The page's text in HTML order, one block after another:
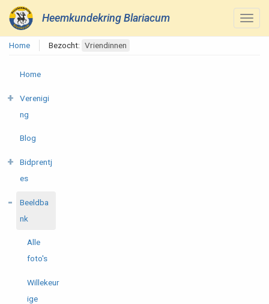
Heemkundekring Blariacum
Home Bezocht: Vriendinnen
Home
Verenigi
ng
Blog
Bidprentj
es
Beeldba
nk
Alle
foto's
Willekeur
ige